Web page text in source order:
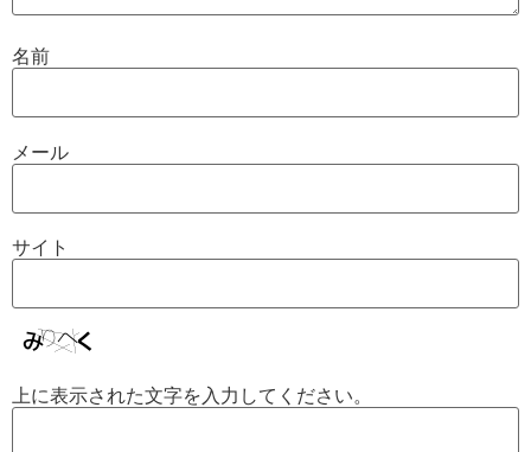
名前
メール
サイト
上に表示された文字を入力してください。